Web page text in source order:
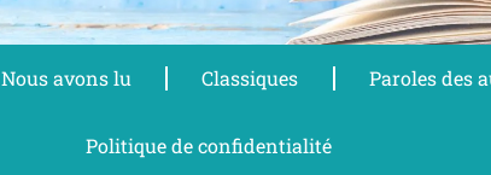
Nous avons lu Classiques Paroles des
Politique de confidentialité